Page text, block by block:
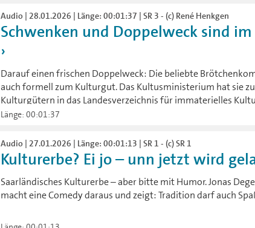
Audio | 28.01.2026 | Länge: 00:01:37 | SR 3 - (c) René Henkgen
Schwenken und Doppelweck sind
Darauf einen frischen Doppelweck: Die beliebte
auch formell zum Kulturgut. Das Kultusministerium hat sie
Kulturgütern in das Landesverzeichnis für immaterielles
Länge: 00:01:37
Audio | 27.01.2026 | Länge: 00:01:13 | SR 1 - (c) SR 1
Kulturerbe? Ei jo – unn jetzt wird
Saarländisches Kulturerbe – aber bitte mit Humor. Jonas
macht eine Comedy daraus und zeigt: Tradition darf auch